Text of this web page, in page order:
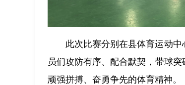
此次比赛分别在县体育运动
员们攻防有序、配合默契，带球
顽强拼搏、奋勇争先的体育精神。